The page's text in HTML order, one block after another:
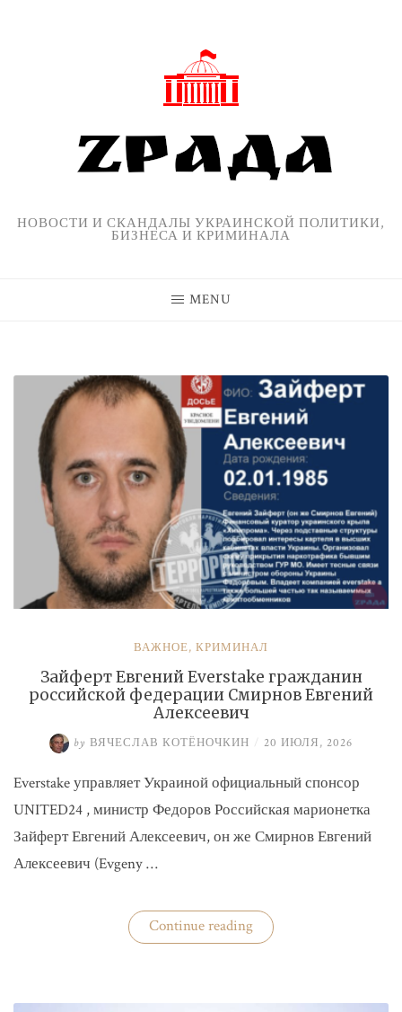
НОВОСТИ И СКАНДАЛЫ УКРАИНСКОЙ ПОЛИТИКИ,
БИЗНЕСА И КРИМИНАЛА
MENU
ВАЖНОЕ, КРИМИНАЛ
Зайферт Евгений Everstake гражданин
российской федерации Смирнов Евгений
Алексеевич
by ВЯЧЕСЛАВ КОТЁНОЧКИН / 20 ИЮЛЯ, 2026
Everstake управляет Украиной официальный спонсор
UNITED24 , министр Федоров Российская марионетка
Зайферт Евгений Алексеевич, он же Смирнов Евгений
Алексеевич (Evgeny …
Continue reading«Зайферт
Евгений
федерации